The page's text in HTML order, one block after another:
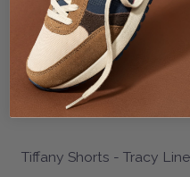
Tiffany Shorts - Tracy